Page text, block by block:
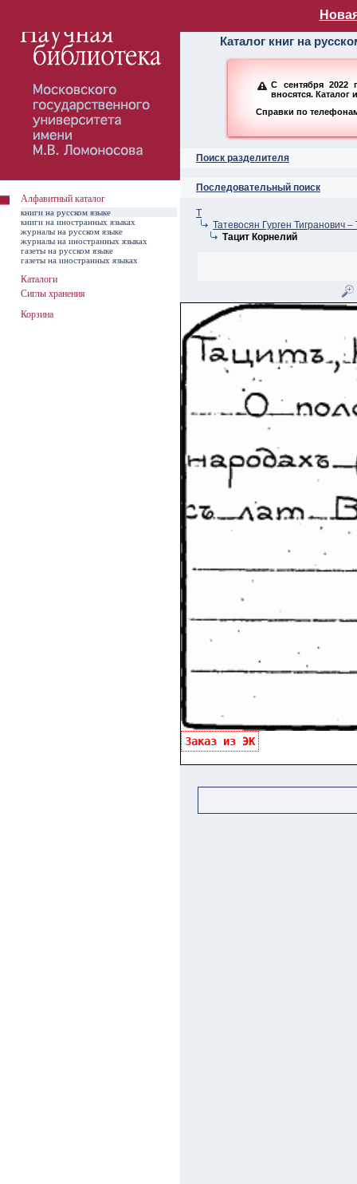
Алфавитный
Каталог книг на
С сентября 2022
вносятся. Каталог
Справки по
Поиск разделителя
Последовательный поиск
Т
Татевосян Гурген Тигранович
Тацит Корнелий
Заказ из ЭК
Алфавитный каталог
книги на русском языке
книги на иностранных языках
журналы на русском языке
журналы на иностранных языках
газеты на русском языке
газеты на иностранных языках
Каталоги
Сиглы хранения
Корзина